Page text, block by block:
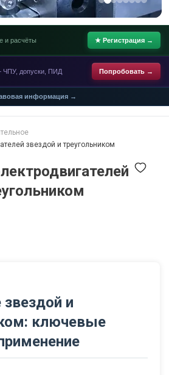
и расчёты ★ Регистрация →
допуски, ПИД Попробовать →
информация →
звездой и треугольником
и
ключевые